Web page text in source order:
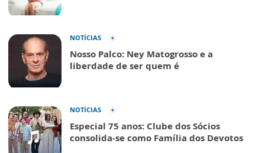
NOTÍCIAS
Nosso Palco: Ney Matogrosso e a
liberdade de ser quem é
NOTÍCIAS
Especial 75 anos: Clube dos Sócios
consolida-se como Família dos Devotos